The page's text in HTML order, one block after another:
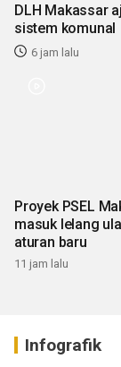
DLH Makassar
sistem komunal
6 jam lalu
Proyek PSEL
masuk lelang
aturan baru
11 jam lalu
Infografik